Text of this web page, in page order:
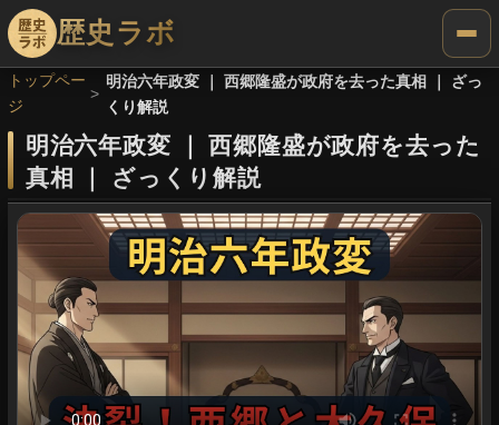
歴史ラボ
トップペー
ジ
明治六年政変 ｜ 西郷隆盛が政府を去った真相 ｜ ざっ
くり解説
明治六年政変 ｜西郷隆盛が政府を去った
真相
ざっくり解説